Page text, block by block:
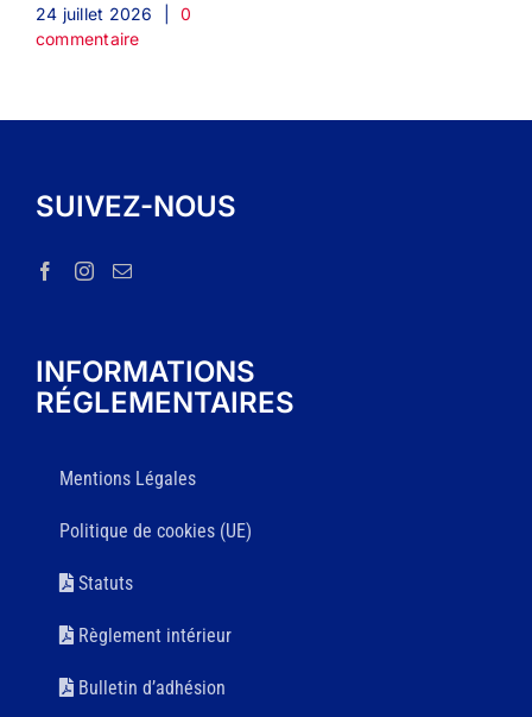
24 juillet 2026
0
commentaire
SUIVEZ-NOUS
INFORMATIONS
RÉGLEMENTAIRES
Mentions Légales
Politique de cookies (UE)
Statuts
Règlement intérieur
Bulletin d’adhésion